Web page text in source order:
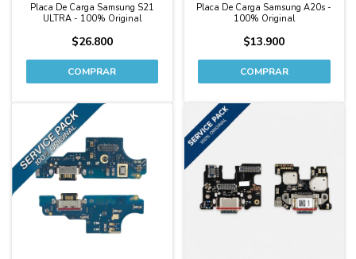
Placa De Carga Samsung S21
ULTRA - 100% Original
$26.800
Placa De Carga Samsung A20s -
100% Original
$13.900